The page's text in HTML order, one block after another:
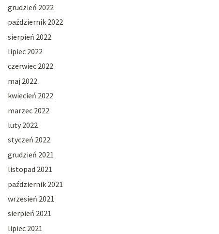
grudzień 2022
październik 2022
sierpień 2022
lipiec 2022
czerwiec 2022
maj 2022
kwiecień 2022
marzec 2022
luty 2022
styczeń 2022
grudzień 2021
listopad 2021
październik 2021
wrzesień 2021
sierpień 2021
lipiec 2021